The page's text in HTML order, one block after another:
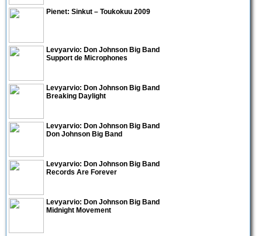
Pienet: Sinkut – Toukokuu 2009
Levyarvio: Don Johnson Big Band
Support de Microphones
Levyarvio: Don Johnson Big Band
Breaking Daylight
Levyarvio: Don Johnson Big Band
Don Johnson Big Band
Levyarvio: Don Johnson Big Band
Records Are Forever
Levyarvio: Don Johnson Big Band
Midnight Movement